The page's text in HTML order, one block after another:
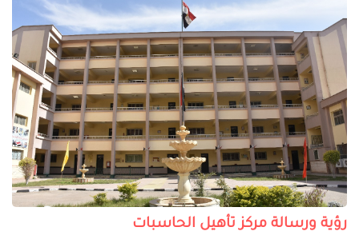
رؤية ورسالة مركز تأهيل الحاسبات